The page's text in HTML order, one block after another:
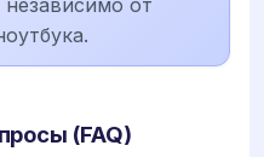
(FAQ)